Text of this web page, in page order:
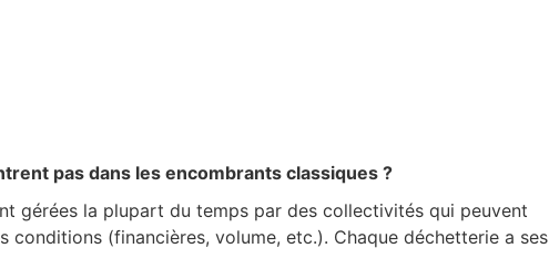
pas dans les encombrants classiques ?
gérées la plupart du temps par des collectivités qui peuvent
(financières, volume, etc.). Chaque déchetterie a ses